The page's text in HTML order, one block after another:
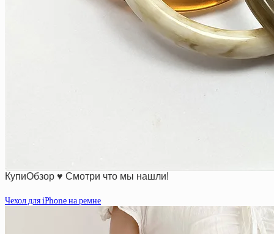
КупиОбзор ♥ Смотри что мы нашли!
Чехол для iPhone на ремне